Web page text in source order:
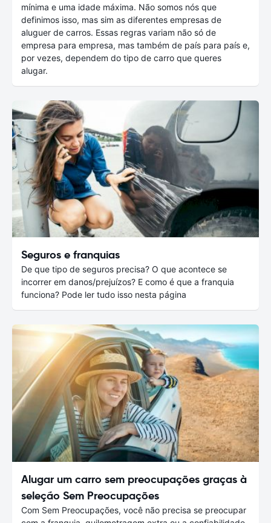
mínima e uma idade máxima. Não somos nós que
definimos isso, mas sim as diferentes empresas de
aluguer de carros. Essas regras variam não só de
empresa para empresa, mas também de país para país e,
por vezes, dependem do tipo de carro que queres
alugar.
Seguros e franquias
De que tipo de seguros precisa? O que acontece se
incorrer em danos/prejuízos? E como é que a franquia
funciona? Pode ler tudo isso nesta página
Alugar um carro sem preocupações graças à
seleção Sem Preocupações
Com Sem Preocupações, você não precisa se preocupar